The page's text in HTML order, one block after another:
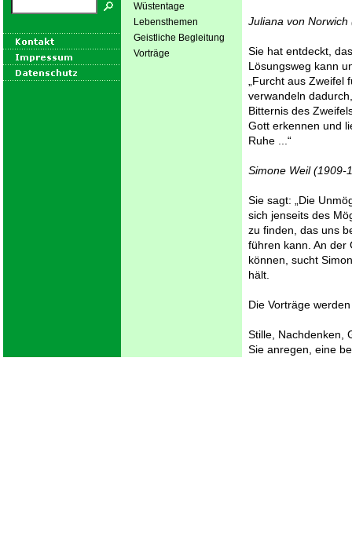
Wüstentage
Lebensthemen
Geistliche Begleitung
Vorträge
Juliana von Norwich
Sie hat entdeckt,
Lösungsweg kann
„Furcht aus
verwandeln
Bitternis des
Gott erkennen und
Ruhe ...“
Simone Weil (1909-
Sie sagt: „Die
sich jenseits des
zu finden, das uns
führen kann. An der
können, sucht
hält.
Die Vorträge
Stille, Nachdenken,
Sie anregen, eine